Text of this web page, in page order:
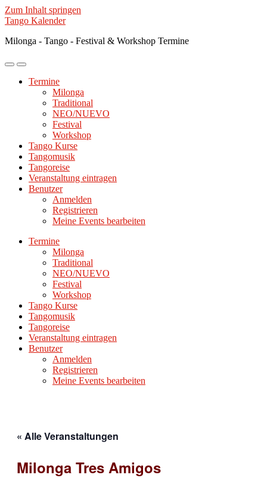
Zum Inhalt springen
Tango Kalender
Milonga - Tango - Festival & Workshop Termine
Mobile-
ein-/ausblenden
Suchfeld
ein-/ausblenden
Termine
Milonga
Traditional
NEO/NUEVO
Festival
Workshop
Tango Kurse
Tangomusik
Tangoreise
Veranstaltung eintragen
Benutzer
Anmelden
Registrieren
Meine Events bearbeiten
Termine
Milonga
Traditional
NEO/NUEVO
Festival
Workshop
Tango Kurse
Tangomusik
Tangoreise
Veranstaltung eintragen
Benutzer
Anmelden
Registrieren
Meine Events bearbeiten
« Alle Veranstaltungen
Milonga Tres Amigos